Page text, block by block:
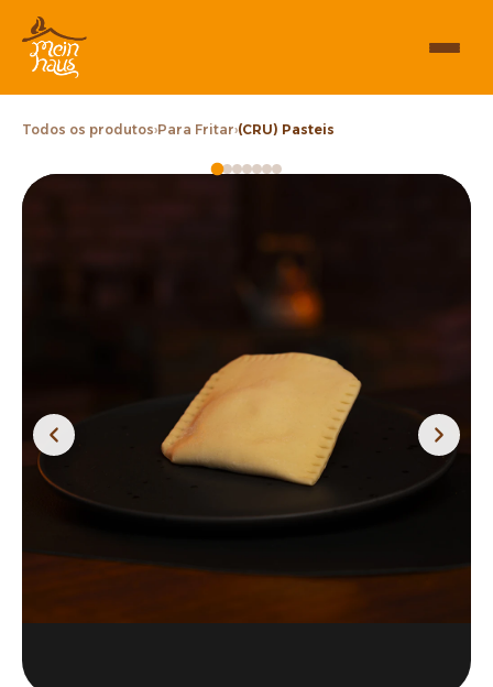
Todos os produtos›Para Fritar›(CRU) Pasteis